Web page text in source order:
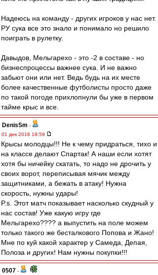
Надеюсь на команду - других игроков у нас нет.
РУ сука все это знало и понимало но решило
поиграть в рулетку.
Давыдов, Мельгарехо - это -2 в составе - но
бизнеспроцессы важнее сука. И не важно
забьют они или нет. Ведь будь на их месте
более качественные футболисты просто даже
по такой погоде прихлопнули бы уже в первом
тайме крыс и все.
DenisSm -
01 дек 2016 18:59
Крысы молодцы!!! Не к чему придраться, тихо и
на классе делают Спартак! А наши если хотят
хотя бы ничейку скатать, то надо не дрочить у
своих ворот, переписывая мячик между
защитниками, а бежать в атаку! Нужна
скорость, нужны удары!
P.s. Этот матч показывает насколько скудный у
нас состав! Уже какую игру где
Мельгарехо???? а выпустить на поле можем
только такого же бесталкового Попова и Жано!
Мне по куй какой характер у Самеда, Депая,
Полоза и других! Нам нужны покупки!!!
0507 -